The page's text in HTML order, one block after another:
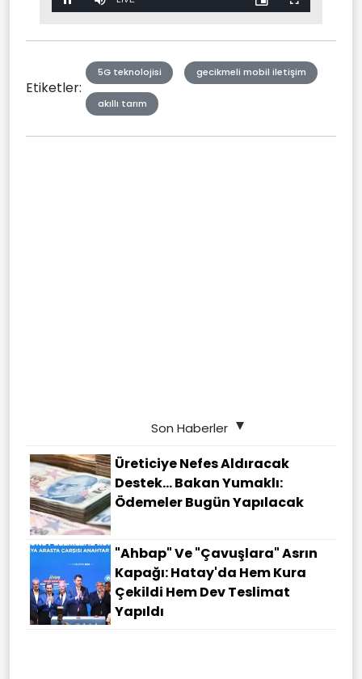
Pause Mute
Picture-
in-
Fullscreen
Etiketler:
5G teknolojisi gecikmeli mobil iletişim
akıllı tarım
Son Haberler
Üreticiye Nefes Aldıracak
Destek... Bakan Yumaklı:
Ödemeler Bugün Yapılacak
"Ahbap" Ve "çavuşlara" Asrın
Kapağı: Hatay'da Hem Kura
Çekildi Hem Dev Teslimat
Yapıldı